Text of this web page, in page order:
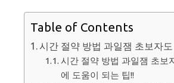
Table of Contents
시간 절약 방법 과일잼 초보자도
시간 절약 방법 과일잼 초보
에 도움이 되는 팁!!